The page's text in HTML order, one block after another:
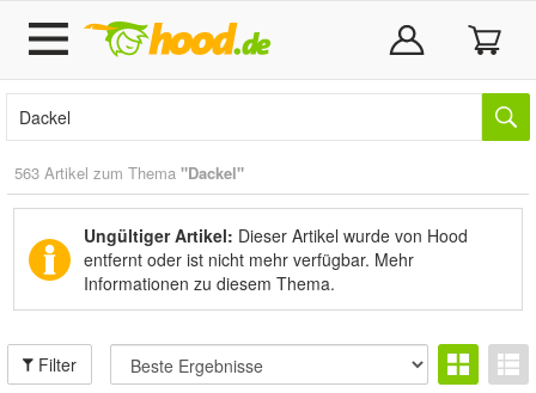
563 Artikel zum Thema "Dackel"
Ungültiger Artikel: Dieser Artikel wurde von Hood
entfernt oder ist nicht mehr verfügbar. Mehr
Informationen zu diesem Thema.
Filter